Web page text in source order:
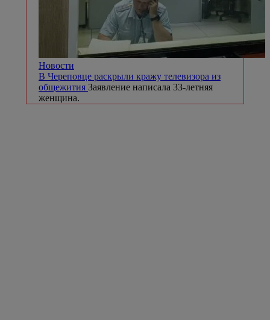
Новости
В Череповце раскрыли кражу телевизора из
общежития Заявление написала 33-летняя
женщина.